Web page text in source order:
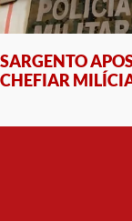
SARGENTO
CHEFIAR